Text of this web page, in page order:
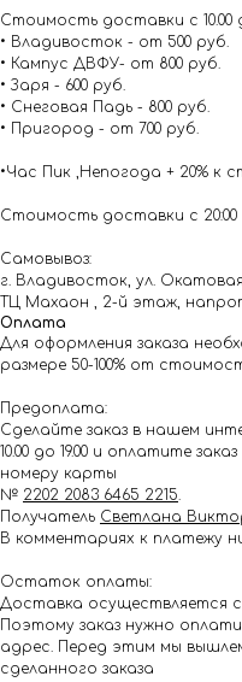
Стоимость доставки с 10.00
• Владивосток - от 500 руб.
• Кампус ДВФУ- от 800 руб.
• Заря - 600 руб.
• Снеговая Падь - 800 руб.
• Пригород - от 700 руб.
•Час Пик ,Непогода + 20% к
Стоимость доставки с 20:00
Самовывоз:
г. Владивосток, ул.
ТЦ Махаон , 2-й этаж,
Оплата
Для оформления заказа
размере 50-100% от
Предоплата:
Сделайте заказ в нашем
10.00 до 19.00 и оплатите
номеру карты
№ 2202 2083 6465 2215.
Получатель Светлана
В комментариях к платежу
Остаток оплаты:
Доставка осуществляется
Поэтому заказ нужно
адрес. Перед этим мы
сделанного заказа